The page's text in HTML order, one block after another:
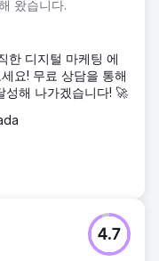
왔습니다.
한 디지털 마케팅 에
요! 무료 상담을 통해
성해 나가겠습니다! 🚀
4.7